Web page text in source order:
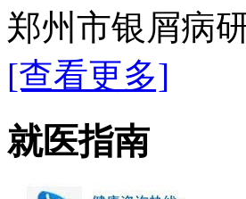
郑州市银屑病
[查看更多]
就医指南